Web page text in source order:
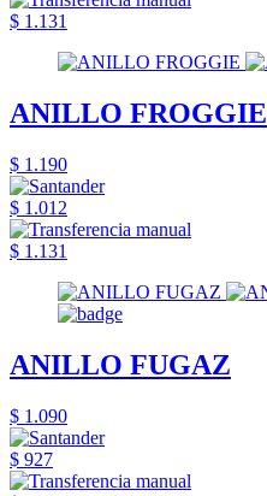
$ 1.131
ANILLO FROGGIE
$ 1.190
$ 1.012
$ 1.131
ANILLO FUGAZ
$ 1.090
$ 927